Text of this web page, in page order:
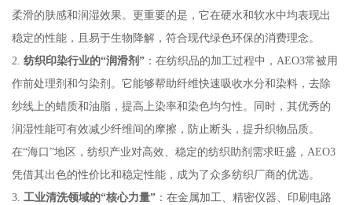
柔滑的肤感和润湿效果。更重要的是，它在硬水和软水中均表现出
稳定的性能，且易于生物降解，符合现代绿色环保的消费理念。
2. 纺织印染行业的“润滑剂”：在纺织品的加工过程中，AEO3常被用
作前处理剂和匀染剂。它能够帮助纤维快速吸收水分和染料，去除
纱线上的蜡质和油脂，提高上染率和染色均匀性。同时，其优秀的
润湿性能可有效减少纤维间的摩擦，防止断头，提升织物品质。
在“海口”地区，纺织产业对高效、稳定的纺织助剂需求旺盛，AEO3
凭借其出色的性价比和稳定性能，成为了众多纺织厂商的优选。
3. 工业清洗领域的“核心力量”：在金属加工、精密仪器、印刷电路